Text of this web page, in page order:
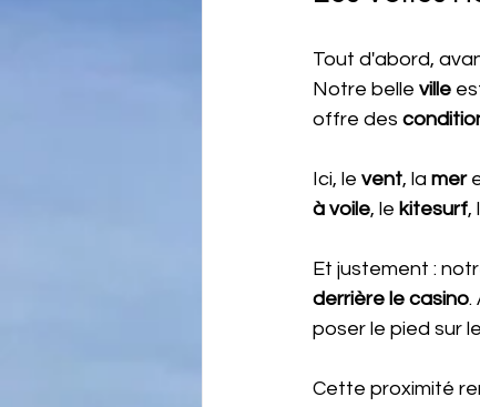
Tout d'abord,
Notre belle ville
offre des
Ici, le vent, la mer
à voile, le kitesurf,
Et justement :
derrière le casino.
poser le pied sur
Cette proximité